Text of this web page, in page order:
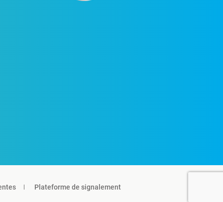
Plateforme de signalement